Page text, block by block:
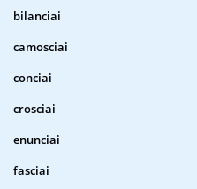
bilanciai
camosciai
conciai
crosciai
enunciai
fasciai